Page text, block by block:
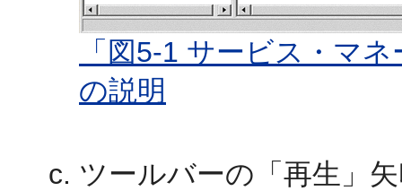
「図5-1 サービス・マ
の説明
ツールバーの「再生」